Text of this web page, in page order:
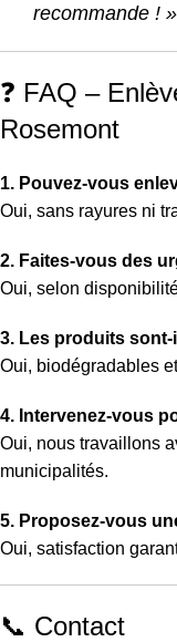
recommande ! »
❓ FAQ –
Rosemont
1. Pouvez-vous
Oui, sans rayures ni
2. Faites-vous des
Oui, selon
3. Les produits
Oui, biodégradables
4. Intervenez-vous
Oui, nous travaillons
municipalités.
5. Proposez-vous
Oui, satisfaction
📞 Contact